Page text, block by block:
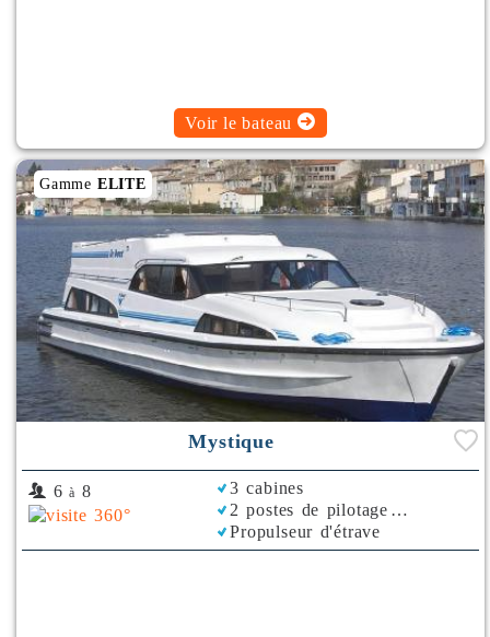
Voir le bateau
Gamme ELITE
Mystique
6 à 8
3 cabines
2 postes de pilotage
Propulseur d'étrave
Rafraichisseur d'Air